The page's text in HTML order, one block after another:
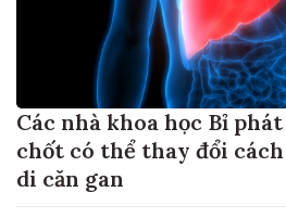
Các nhà khoa học Bỉ
chốt có thể thay đổi
di căn gan